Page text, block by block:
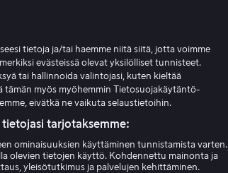
Beattie
tietoja ja/tai haemme niitä siitä, jotta voimme
evästeissä olevat yksilölliset tunnisteet.
tai hallinnoida valintojasi, kuten kieltää
myös myöhemmin Tietosuojakäytäntö-
eivätkä ne vaikuta selaustietoihin.
tarjotaksemme:
ominaisuuksien käyttäminen tunnistamista varten.
olevien tietojen käyttö. Kohdennettu mainonta ja
yleisötutkimus ja palvelujen kehittäminen.